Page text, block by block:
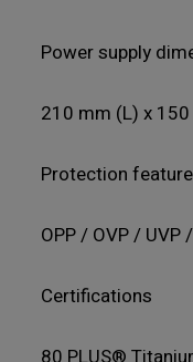
Power supply
210 mm (L) x
Protection
OPP / OVP / UVP
Certifications